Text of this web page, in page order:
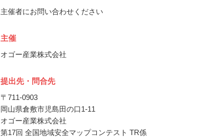
主催者にお問い合わせください
主催
オゴー産業株式会社
提出先・問合先
〒711-0903
岡山県倉敷市児島田の口1-11
オゴー産業株式会社
第17回 全国地域安全マップコンテスト TR係